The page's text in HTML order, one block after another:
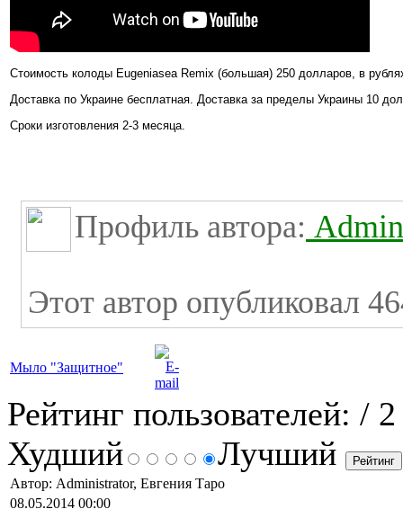
Стоимость колоды Eugeniasea Remix (большая) 250 долларов, в
Доставка по Украине бесплатная. Доставка за пределы Украины 10
Сроки изготовления 2-3 месяца.
Профиль автора:
Этот автор опубликовал
Мыло "Защитное"
Рейтинг пользователей: / 2
Худший
Лучший
Автор: Administrator, Евгения Таро
08.05.2014 00:00